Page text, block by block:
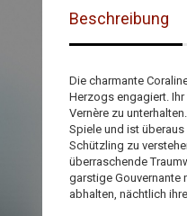
Beschreibung
Die charmante
Herzogs engagiert.
Vernère zu
Spiele und ist
Schützling zu
überraschende
garstige Gouvernante
abhalten, nächtlich